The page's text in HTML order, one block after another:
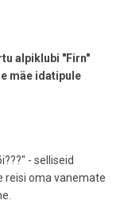
alpiklubi "Firn"
mäe idatipule
- selliseid
reisi oma vanemate